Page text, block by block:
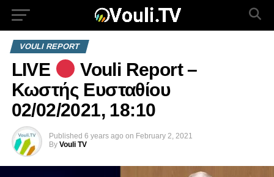
VOULI REPORT
LIVE
Vouli Report –
Κωστής Ευσταθίου
02/02/2021, 18:10
Published 6 years ago on February 2, 2021
By Vouli TV